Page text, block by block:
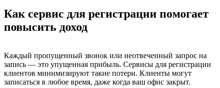
Как сервис для регистрации помогает
повысить доход
Каждый пропущенный звонок или неотвеченный запрос на
запись — это упущенная прибыль. Сервисы для регистрации
клиентов минимизируют такие потери. Клиенты могут
записаться в любое время, даже когда ваш офис закрыт.